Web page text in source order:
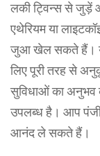
लकी ट्विन्स से जुड़ें
एथेरियम या
जुआ खेल सकते हैं।
लिए पूरी तरह से
सुविधाओं का अनुभव
उपलब्ध है। आप
आनंद ले सकते हैं।